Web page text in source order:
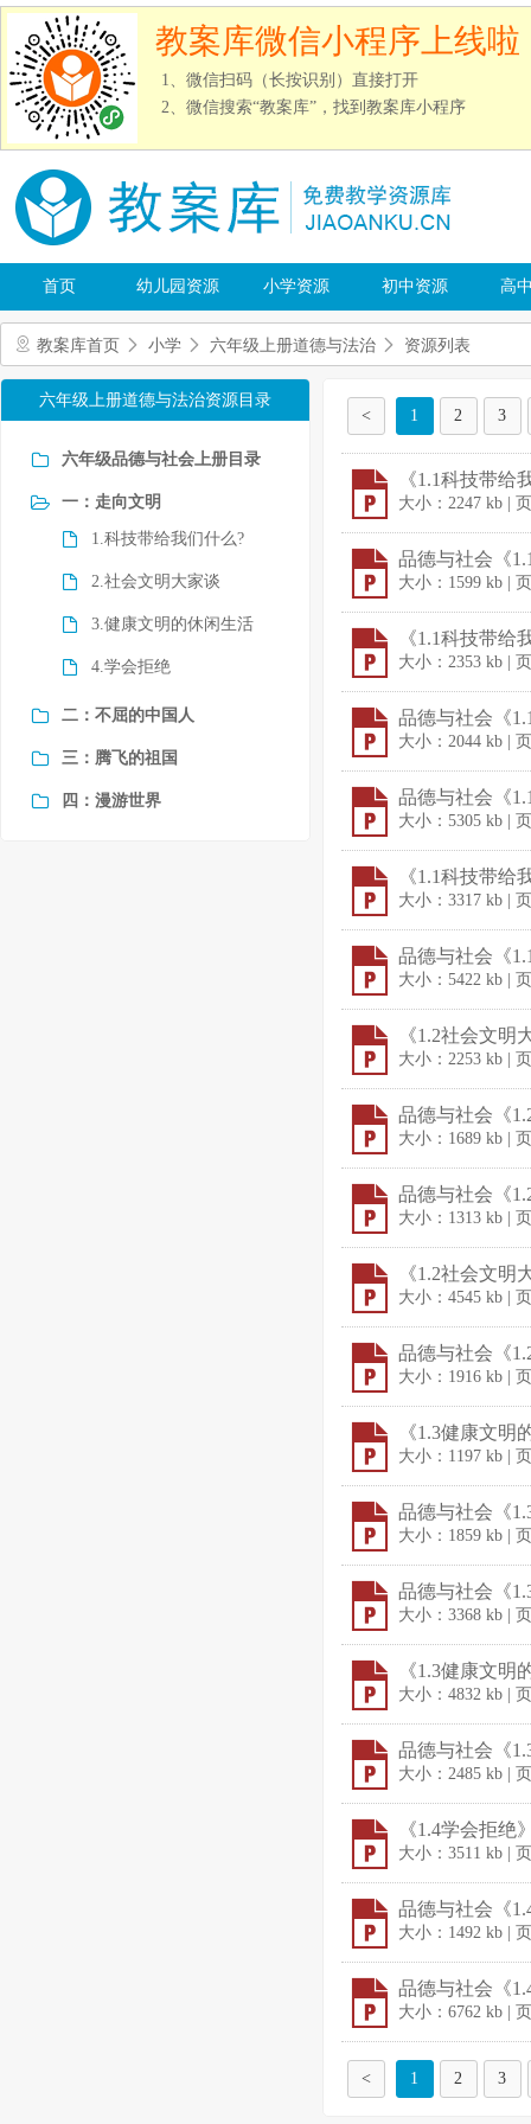
教案库微信小程序上线啦
1、微信扫码（长按识别）直接打开
2、微信搜索“教案库”，找到教案库小程序
首页 幼儿园资源 小学资源 初中资源 高
教案库首页 小学 六年级上册道德与法治 资源列表
六年级上册道德与法治资源目录
六年级品德与社会上册目录
一：走向文明
1.科技带给我们什么?
2.社会文明大家谈
3.健康文明的休闲生活
4.学会拒绝
二：不屈的中国人
三：腾飞的祖国
四：漫游世界
< 1 2 3
《1.1科技带给
大小：2247 kb |
品德与社会《
大小：1599 kb |
《1.1科技带给
大小：2353 kb |
品德与社会《
大小：2044 kb |
品德与社会《
大小：5305 kb |
《1.1科技带给
大小：3317 kb |
品德与社会《
大小：5422 kb |
《1.2社会文明
大小：2253 kb |
品德与社会《
大小：1689 kb |
品德与社会《
大小：1313 kb |
《1.2社会文明
大小：4545 kb |
品德与社会《
大小：1916 kb |
《1.3健康文明
大小：1197 kb |
品德与社会《
大小：1859 kb |
品德与社会《
大小：3368 kb |
《1.3健康文明
大小：4832 kb |
品德与社会《
大小：2485 kb |
《1.4学会拒绝
大小：3511 kb |
品德与社会《
大小：1492 kb |
品德与社会《
大小：6762 kb |
< 1 2 3